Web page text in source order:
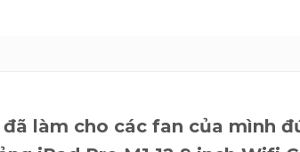
làm cho các fan của mình